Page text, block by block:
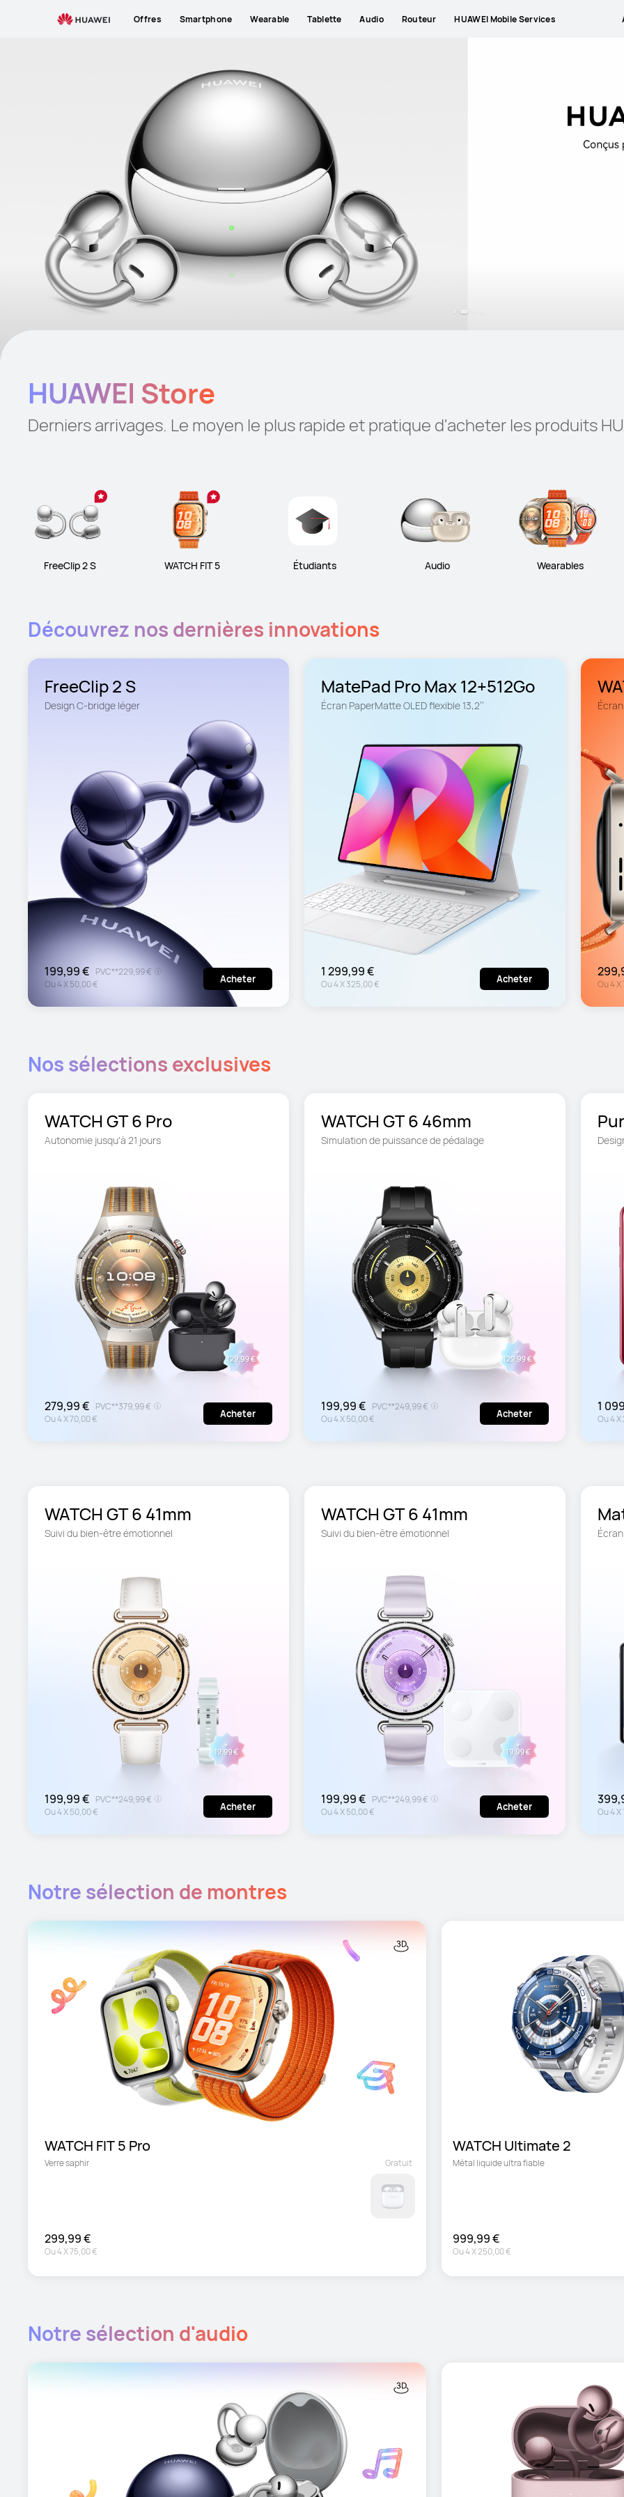
Offres Smartphone Wearable Tablette Audio Routeur HUAWEI Mobile Services
HUAWEI Store
Derniers arrivages. Le moyen le plus rapide et pratique d'acheter les produits
FreeClip 2 S WATCH FIT 5 Étudiants Audio Wearables
Découvrez nos dernières innovations
FreeClip 2 S
Design C-bridge léger
199,99 € PVC**229,99 €
Ou4X50,00 € Acheter
MatePad Pro Max 12+512Go
Écran PaperMatte OLED flexible 13,2’’
1 299,99 €
Ou4X325,00 € Acheter Ou4X
Nos sélections exclusives
WATCH GT 6 Pro
279,99 € PVC**379,99 €
Ou4X70,00 € Acheter
Simulation de puissance de pédalage
199,99 € PVC**249,99 €
Ou4X50,00 € Acheter 1
Ou4X
WATCH GT 6 41mm
Suivi du bien-être émotionnel
199,99 € PVC**249,99 €
Ou4X50,00 € Acheter
WATCH GT 6 41mm
Suivi du bien-être émotionnel
199,99 € PVC**249,99 €
Ou4X50,00 € Acheter Ou4X
Notre sélection de montres
WATCH FIT 5 Pro
Verre saphir
299,99 €
Ou4X75,00 €
Gratuit
WATCH Ultimate 2
Métal liquide ultra fiable
999,99 €
Ou4X250,00 €
Notre sélection d'audio